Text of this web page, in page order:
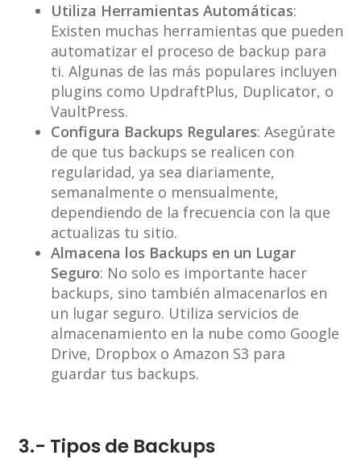
Utiliza Herramientas Automáticas:
Existen muchas herramientas que pueden
automatizar el proceso de backup para
ti. Algunas de las más populares incluyen
plugins como UpdraftPlus, Duplicator, o
VaultPress.
Configura Backups Regulares: Asegúrate
de que tus backups se realicen con
regularidad, ya sea diariamente,
semanalmente o mensualmente,
dependiendo de la frecuencia con la que
actualizas tu sitio.
Almacena los Backups en un Lugar
Seguro: No solo es importante hacer
backups, sino también almacenarlos en
un lugar seguro. Utiliza servicios de
almacenamiento en la nube como Google
Drive, Dropbox o Amazon S3 para
guardar tus backups.
3.- Tipos de Backups